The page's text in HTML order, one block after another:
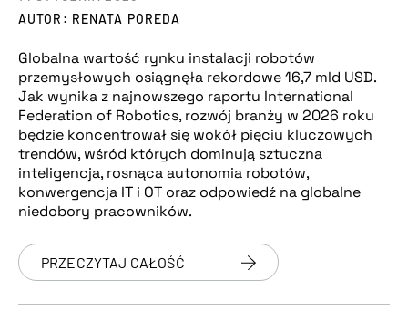
AUTOR: RENATA POREDA
Globalna wartość rynku instalacji robotów
przemysłowych osiągnęła rekordowe 16,7 mld USD.
Jak wynika z najnowszego raportu International
Federation of Robotics, rozwój branży w 2026 roku
będzie koncentrował się wokół pięciu kluczowych
trendów, wśród których dominują sztuczna
inteligencja, rosnąca autonomia robotów,
konwergencja IT i OT oraz odpowiedź na globalne
niedobory pracowników.
PRZECZYTAJ CAŁOŚĆ